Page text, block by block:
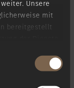
Unsere
mit
bereitgestellt